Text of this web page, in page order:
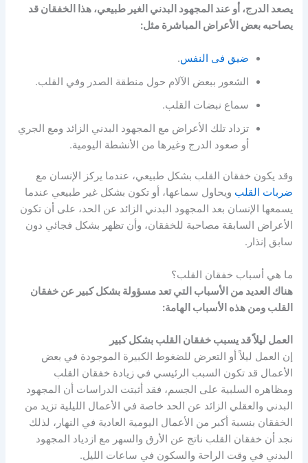
يصعد الدرج، أو عند المجهود البدني الغير طبيعي، هذا الخفقان قد
يصاحبه بعض الأعراض المباشرة مثل:
ضيق فى النفس.
الشعور ببعض الآلام حول منطقة الصدر وفي القلب.
سماع نبضات القلب.
تزداد تلك الأعراض مع المجهود البدني الزائد ومع الجري
أو صعود الدرج وغيرها من الأنشطة اليومية.
وقد يكون خفقان القلب بشكل طبيعي، عندما يركز الإنسان مع
ضربات القلب ويحاول سماعها، أو تكون بشكل غير طبيعي عندما
يسمعها الإنسان بعد المجهود البدني الزائد عن الحد، على أن تكون
الأعراض السابقة مصاحبة للخفقان، وأن تظهر بشكل فجائي دون
سابق إنذار.
ما هي أسباب خفقان القلب؟
هناك العديد من الأسباب التي تعد مسؤولة بشكل كبير عن خفقان
القلب ومن هذه الأسباب الهامة:
العمل ليلاً قد يسبب خفقان القلب بشكل كبير
إن العمل ليلاً أو التعرض للضغوط الكبيرة الموجودة في بعض
الأعمال قد تكون السبب الرئيسي في زيادة خفقان القلب
ومظاهره السلبية على الجسم، فقد أثبتت الدراسات أن المجهود
البدني والعقلي الزائد عن الحد خاصة في الأعمال الليلية تزيد من
الخفقان بنسبة أكبر من الأعمال اليومية العادية في النهار، لذلك
نجد أن خفقان القلب ناتج عن الأرق والسهر مع ازدياد المجهود
البدني في وقت الراحة والسكون في ساعات الليل.